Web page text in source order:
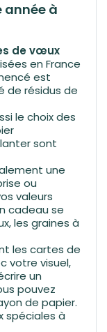
année à
de vœux
en France
est
de résidus de
le choix des
sont
une
ou
valeurs
cadeau se
les graines à
les cartes de
votre visuel,
un
pouvez
de papier.
spéciales à